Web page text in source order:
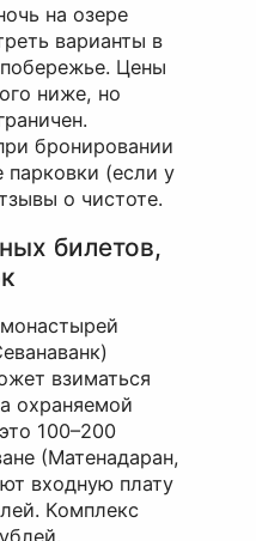
на озере
варианты в
Цены
ниже, но
бронировании
(если у
о чистоте.
билетов,
взиматься
охраняемой
100–200
(Матенадаран,
входную плату
Комплекс